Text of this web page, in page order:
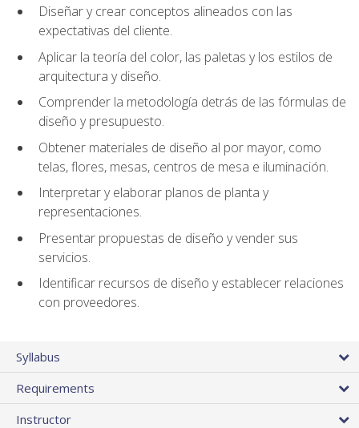
Diseñar y crear conceptos alineados con las
expectativas del cliente.
Aplicar la teoría del color, las paletas y los estilos de
arquitectura y diseño.
Comprender la metodología detrás de las fórmulas de
diseño y presupuesto.
Obtener materiales de diseño al por mayor, como
telas, flores, mesas, centros de mesa e iluminación.
Interpretar y elaborar planos de planta y
representaciones.
Presentar propuestas de diseño y vender sus
servicios.
Identificar recursos de diseño y establecer relaciones
con proveedores.
Syllabus
Requirements
Instructor